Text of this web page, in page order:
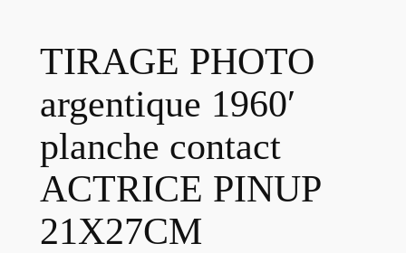
TIRAGE PHOTO
argentique 1960′
planche contact
ACTRICE PINUP
21X27CM